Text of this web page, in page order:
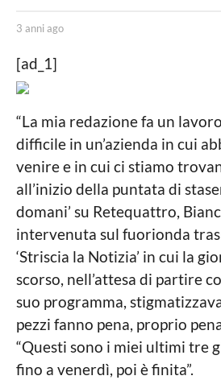
a
o
3
a
n
n
i
a
g
o
b
w
e
b
n
o
@
a
d
n
k
r
o
n
s
.
c
o
m
3 anni ago
g
[ad_1]
“La mia redazione fa un
difficile in un’azienda in cui
venire e in cui ci stiamo
all’inizio della puntata di
domani’ su Retequattro,
intervenuta sul fuorionda
‘Striscia la Notizia’ in cui la
scorso, nell’attesa di partire
suo programma,
pezzi fanno pena, proprio
“Questi sono i miei ultimi tre
fino a venerdì, poi è finita”.